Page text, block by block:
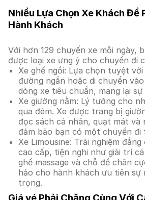
Nhiều Lựa Chọn Xe Khách Để
Hành Khách
Với hơn 129 chuyến xe mỗi ngày,
được loại xe ưng ý cho chuyến đi
Xe ghế ngồi: Lựa chọn tuyệt
đường ngắn hoặc di chuyển
dòng xe tiêu chuẩn, mang lại
Xe giường nằm: Lý tưởng cho
qua đêm. Xe được trang bị
đọc sách cá nhân, quạt mát và
đảm bảo bạn có một chuyến đi
Xe Limousine: Trải nghiệm
cao cấp, tiện nghi như giải trí
ghế massage và chỗ để chân
hảo cho hành khách ưu tiên sự
trọng.